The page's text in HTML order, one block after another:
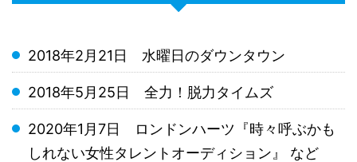
2018年2月21日 水曜日のダウンタウン
2018年5月25日 全力！脱力タイムズ
2020年1月7日 ロンドンハーツ『時々呼ぶかも
しれない女性タレントオーディション』 など